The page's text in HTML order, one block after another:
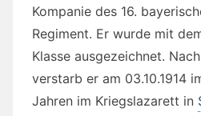
Kompanie des 16.
Regiment. Er wurde mit
Klasse ausgezeichnet.
verstarb er am 03.10.1914
Jahren im Kriegslazarett in